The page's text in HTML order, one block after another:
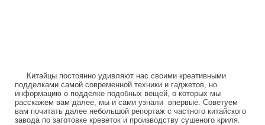
Китайцы постоянно удивляют нас своими креативными
подделками самой современной техники и гаджетов, но
информацию о подделке подобных вещей, о которых мы
расскажем вам далее, мы и сами узнали впервые. Советуем
вам почитать далее небольшой репортаж с частного китайского
завода по заготовке креветок и производству сушеного криля.